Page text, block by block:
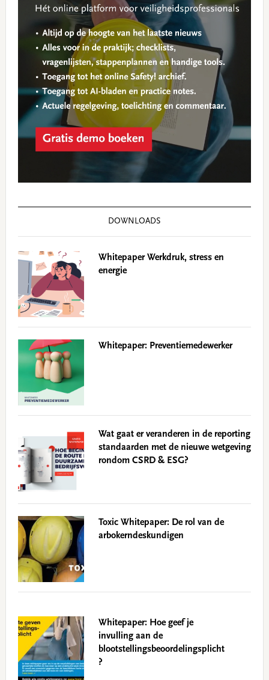
DOWNLOADS
Whitepaper Werkdruk, stress en
energie
Whitepaper: Preventiemedewerker
Wat gaat er veranderen in de reporting
standaarden met de nieuwe wetgeving
rondom CSRD & ESG?
Toxic Whitepaper: De rol van de
arbokerndeskundigen
Whitepaper: Hoe geef je
invulling aan de
blootstellingsbeoordelingsplicht
?